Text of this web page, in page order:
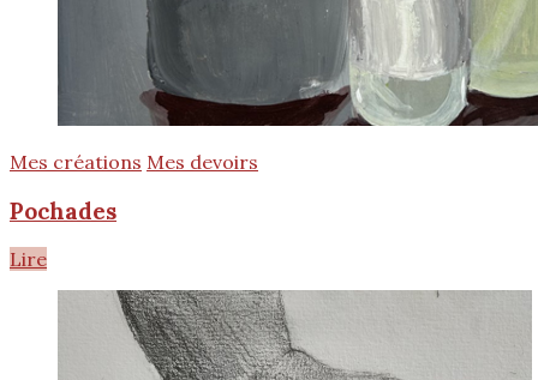
Mes créations Mes devoirs
Pochades
Lire